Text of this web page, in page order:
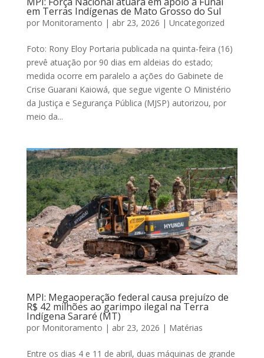
em Terras Indígenas de Mato Grosso do Sul
por Monitoramento | abr 23, 2026 | Uncategorized
Foto: Rony Eloy Portaria publicada na quinta-feira (16)
prevê atuação por 90 dias em aldeias do estado;
medida ocorre em paralelo a ações do Gabinete de
Crise Guarani Kaiowá, que segue vigente O Ministério
da Justiça e Segurança Pública (MJSP) autorizou, por
meio da...
MPI: Megaoperação federal causa prejuízo de
R$ 42 milhões ao garimpo ilegal na Terra
Indígena Sararé (MT)
por Monitoramento | abr 23, 2026 | Matérias
Entre os dias 4 e 11 de abril, duas máquinas de grande